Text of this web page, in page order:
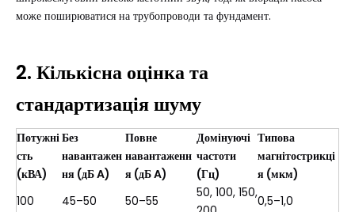
може поширюватися на трубопроводи та фундамент.
2. Кількісна оцінка та
стандартизація шуму
Потужні
сть
(кВА)
Без
навантажен
ня (дБ A)
Повне
навантаженн
я (дБ A)
Домінуючі
частоти
(Гц)
Типова
магнітострикці
я (мкм)
100
45–50 50–55
50, 100, 150,
0,5–1,0